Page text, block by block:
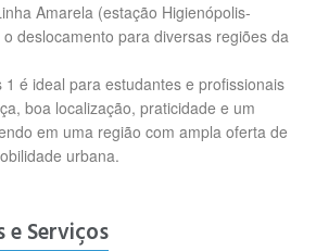
Amarela (estação Higienópolis-
deslocamento para diversas regiões da
1 é ideal para estudantes e profissionais
boa localização, praticidade e um
em uma região com ampla oferta de
urbana.
e Serviços